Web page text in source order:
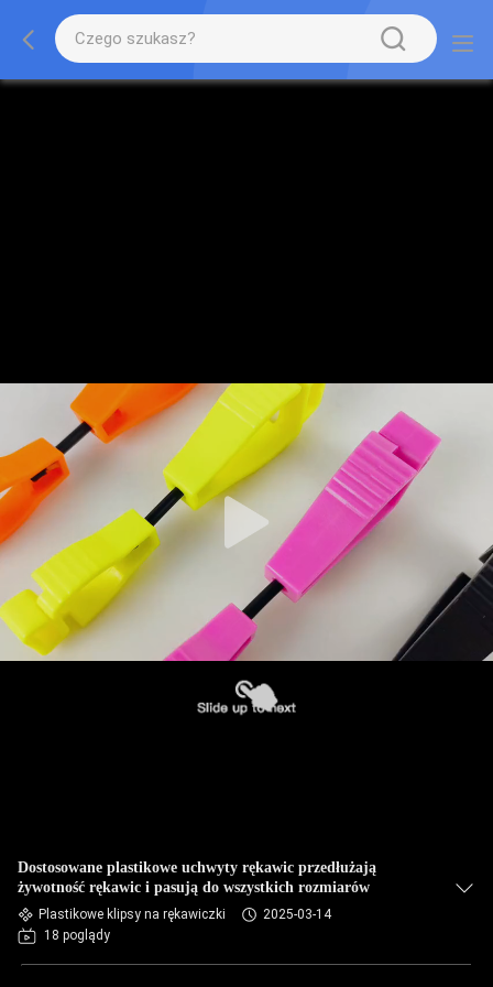
Dostosowane plastikowe uchwyty rękawic przedłużają
żywotność rękawic i pasują do wszystkich rozmiarów
Plastikowe klipsy na rękawiczki
2025-03-14
18 poglądy